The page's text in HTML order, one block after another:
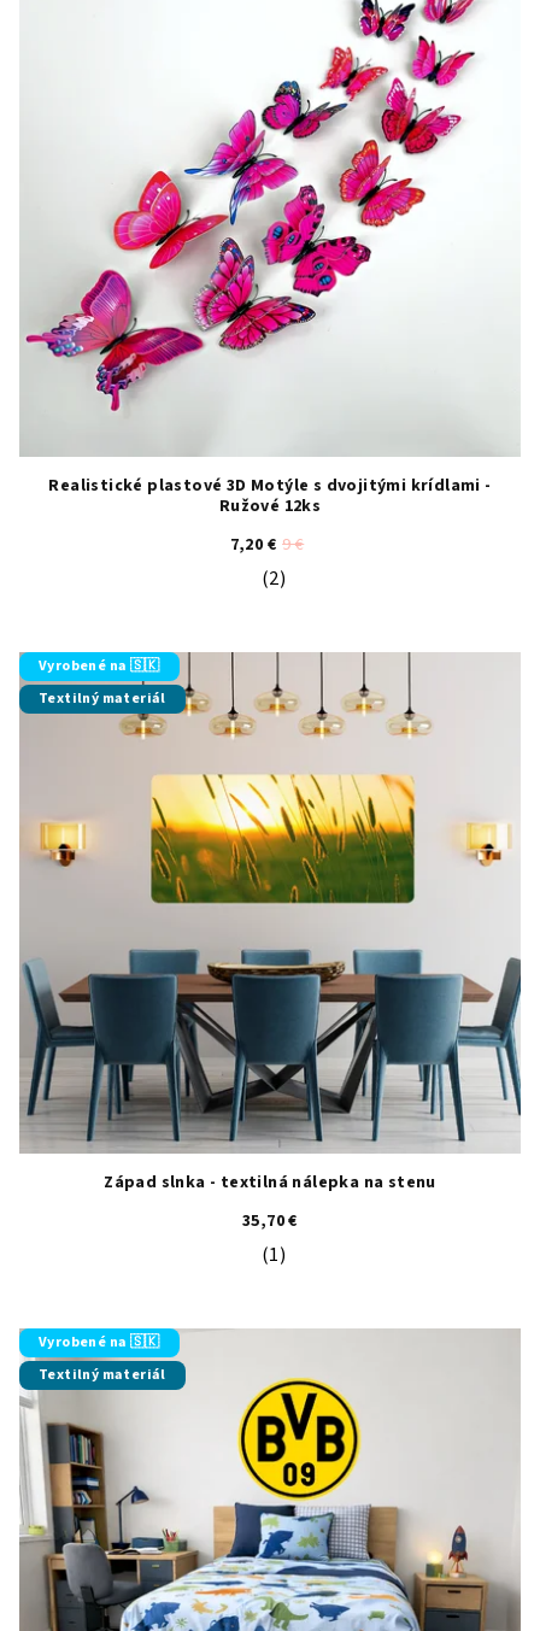
Realistické plastové 3D Motýle s dvojitými krídlami -
Ružové 12ks
7,20 € 9 €
Priemerné hodnotenie produktu
(2)
Vyrobené na 🇸🇰
Textilný materiál
Západ slnka - textilná nálepka na stenu
35,70 €
Priemerné hodnotenie produktu
(1)
Vyrobené na 🇸🇰
Textilný materiál